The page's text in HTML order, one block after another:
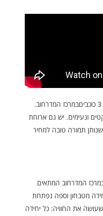
מלון 3 כוכביםבמרכז המדרחוב.
ונעימים. יש גם ארוחת
תמורה טובה למחיר
במרכז המדרחוב המתאים
מטבחון וספה נפתחת
את החוויה: כל יחידה